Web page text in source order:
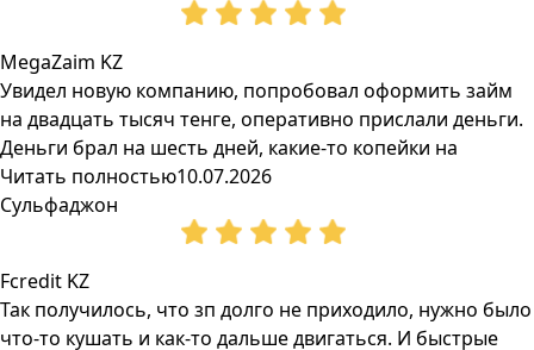
MegaZaim KZ
Увидел новую компанию, попробовал оформить займ
на двадцать тысяч тенге, оперативно прислали деньги.
Деньги брал на шесть дней, какие-то копейки на
Читать полностью10.07.2026
Сульфаджон
Fcredit KZ
Так получилось, что зп долго не приходило, нужно было
что-то кушать и как-то дальше двигаться. И быстрые